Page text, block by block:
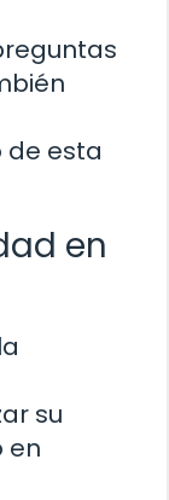
de esta
en
su
en